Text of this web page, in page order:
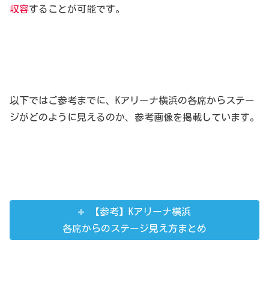
収容することが可能です。
以下ではご参考までに、Kアリーナ横浜の各席からステー
ジがどのように見えるのか、参考画像を掲載しています。
【参考】Kアリーナ横浜
各席からのステージ見え方まとめ